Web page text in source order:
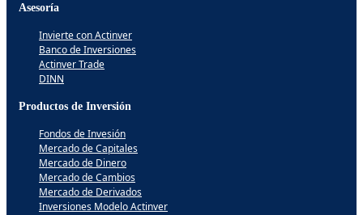
Asesoría
Invierte con Actinver
Banco de Inversiones
Actinver Trade
DINN
Productos de Inversión
Fondos de Invesión
Mercado de Capitales
Mercado de Dinero
Mercado de Cambios
Mercado de Derivados
Inversiones Modelo Actinver